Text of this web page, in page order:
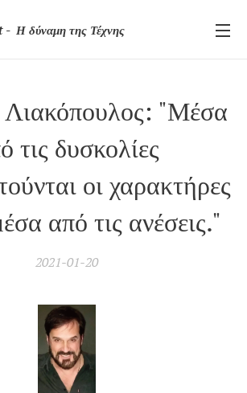
Η δύναμη της Τέχνης
"Μέσα
τις δυσκολίες
οι χαρακτήρες
από τις ανέσεις."
2021-01-20